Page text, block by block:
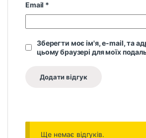
Email *
Зберегти моє ім'я, e-mail, та
цьому браузері для моїх
Ще немає відгуків.